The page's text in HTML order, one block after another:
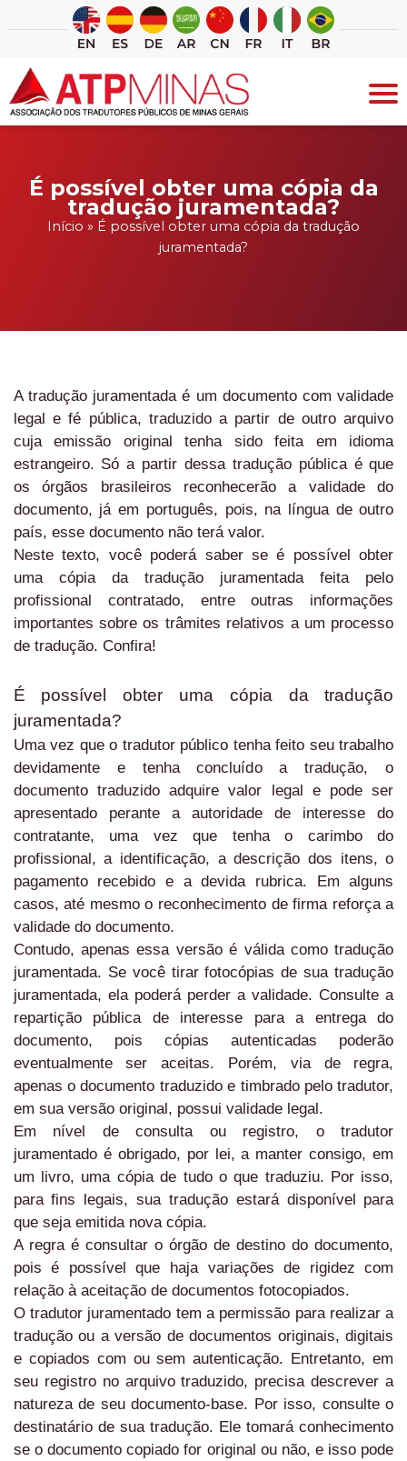
conteúdo
É possível obter uma cópia da
tradução juramentada?
Início » É possível obter uma cópia da tradução
juramentada?
A tradução juramentada é um documento com validade
legal e fé pública, traduzido a partir de outro arquivo
cuja emissão original tenha sido feita em idioma
estrangeiro. Só a partir dessa tradução pública é que
os órgãos brasileiros reconhecerão a validade do
documento, já em português, pois, na língua de outro
país, esse documento não terá valor.
Neste texto, você poderá saber se é possível obter
uma cópia da tradução juramentada feita pelo
profissional contratado, entre outras informações
importantes sobre os trâmites relativos a um processo
de tradução. Confira!
É possível obter uma cópia da tradução
juramentada?
Uma vez que o tradutor público tenha feito seu trabalho
devidamente e tenha concluído a tradução, o
documento traduzido adquire valor legal e pode ser
apresentado perante a autoridade de interesse do
contratante, uma vez que tenha o carimbo do
profissional, a identificação, a descrição dos itens, o
pagamento recebido e a devida rubrica. Em alguns
casos, até mesmo o reconhecimento de firma reforça a
validade do documento.
Contudo, apenas essa versão é válida como tradução
juramentada. Se você tirar fotocópias de sua tradução
juramentada, ela poderá perder a validade. Consulte a
repartição pública de interesse para a entrega do
documento, pois cópias autenticadas poderão
eventualmente ser aceitas. Porém, via de regra,
apenas o documento traduzido e timbrado pelo tradutor,
em sua versão original, possui validade legal.
Em nível de consulta ou registro, o tradutor
juramentado é obrigado, por lei, a manter consigo, em
um livro, uma cópia de tudo o que traduziu. Por isso,
para fins legais, sua tradução estará disponível para
que seja emitida nova cópia.
A regra é consultar o órgão de destino do documento,
pois é possível que haja variações de rigidez com
relação à aceitação de documentos fotocopiados.
O tradutor juramentado tem a permissão para realizar a
tradução ou a versão de documentos originais, digitais
e copiados com ou sem autenticação. Entretanto, em
seu registro no arquivo traduzido, precisa descrever a
natureza de seu documento-base. Por isso, consulte o
destinatário de sua tradução. Ele tomará conhecimento
se o documento copiado for original ou não, e isso pode